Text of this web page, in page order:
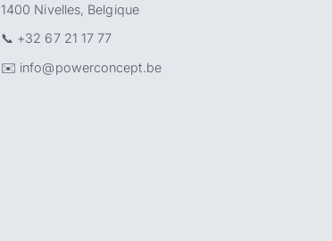
1400 Nivelles, Belgique
📞 +32 67 21 17 77
✉️ info@powerconcept.be